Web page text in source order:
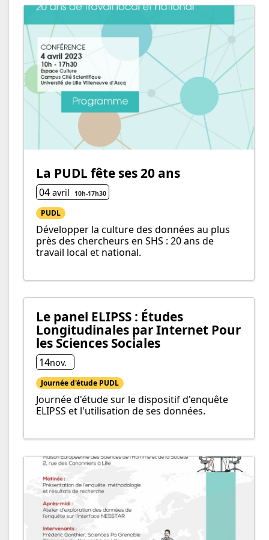
La PUDL fête ses 20 ans
04 avril 10h-17h30
PUDL
Développer la culture des données au plus
près des chercheurs en SHS : 20 ans de
travail local et national.
Le panel ELIPSS : Études
Longitudinales par Internet Pour
les Sciences Sociales
14nov.
Journée d'étude PUDL
Journée d'étude sur le dispositif d'enquête
ELIPSS et l'utilisation de ses données.